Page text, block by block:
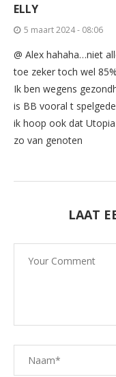
ELLY
5 maart 2024 - 08:06
@ Alex hahaha…niet
toe zeker toch wel 85%
Ik ben wegens
is BB vooral t
ik hoop ook dat
zo van genoten
LAAT